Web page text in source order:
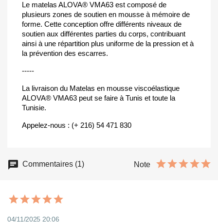
Le matelas ALOVA® VMA63 est composé de
plusieurs zones de soutien en mousse à mémoire de
forme. Cette conception offre différents niveaux de
soutien aux différentes parties du corps, contribuant
ainsi à une répartition plus uniforme de la pression et à
la prévention des escarres.
-----
La livraison du Matelas en mousse viscoélastique
ALOVA® VMA63 peut se faire à Tunis et toute la
Tunisie.
Appelez-nous : (+ 216) 54 471 830
Commentaires (1) Note
04/11/2025 20:06